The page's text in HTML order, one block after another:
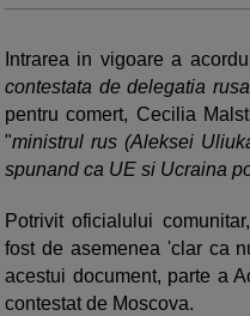
Intrarea in vigoare a
contestata de delegatia rusa
pentru comert, Cecilia
"ministrul rus (Aleksei
spunand ca UE si Ucraina
Potrivit oficialului
fost de asemenea 'clar ca
acestui document, parte a
contestat de Moscova.